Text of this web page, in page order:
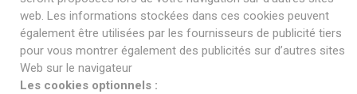
web. Les informations stockées dans ces cookies peuvent
également être utilisées par les fournisseurs de publicité tiers
pour vous montrer également des publicités sur d’autres sites
Web sur le navigateur
Les cookies optionnels :